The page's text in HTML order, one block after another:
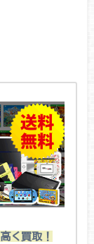
く買取！